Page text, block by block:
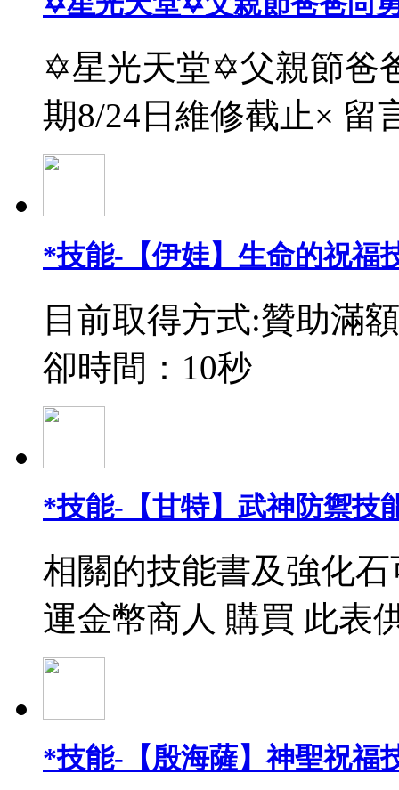
✡星光天堂✡父親節爸
期8/24日維修截止× 留
*技能-【伊娃】生命的祝福
目前取得方式:贊助滿
卻時間：10秒
*技能-【甘特】武神防禦技
相關的技能書及強化
運金幣商人 購買 此表
*技能-【殷海薩】神聖祝福